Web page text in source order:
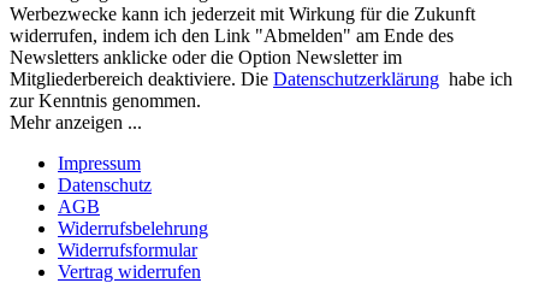
Werbezwecke kann ich jederzeit mit Wirkung für die Zukunft
widerrufen, indem ich den Link "Abmelden" am Ende des
Newsletters anklicke oder die Option Newsletter im
Mitgliederbereich deaktiviere. Die Datenschutzerklärung habe ich
zur Kenntnis genommen.
Mehr anzeigen ...
Impressum
Datenschutz
AGB
Widerrufsbelehrung
Widerrufsformular
Vertrag widerrufen